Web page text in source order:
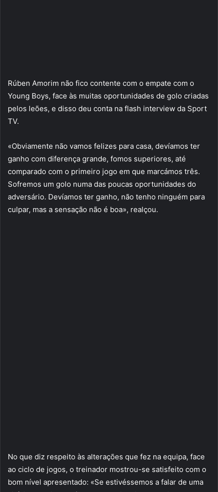
Rúben Amorim não fico contente com o empate com o
Young Boys, face às muitas oportunidades de golo criadas
pelos leões, e disso deu conta na flash interview da Sport
TV.
«Obviamente não vamos felizes para casa, devíamos ter
ganho com diferença grande, fomos superiores, até
comparado com o primeiro jogo em que marcámos três.
Sofremos um golo numa das poucas oportunidades do
adversário. Devíamos ter ganho, não tenho ninguém para
culpar, mas a sensação não é boa», realçou.
No que diz respeito às alterações que fez na equipa, face
ao ciclo de jogos, o treinador mostrou-se satisfeito com o
bom nível apresentado: «Se estivéssemos a falar de uma